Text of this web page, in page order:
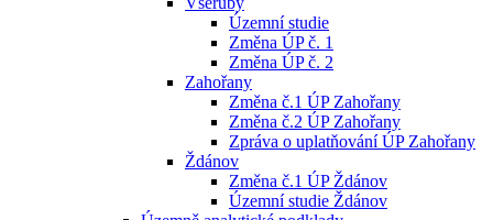
Územní studie
Změna ÚP č. 1
Změna ÚP č. 2
Zahořany
Změna č.1 ÚP Zahořany
Změna č.2 ÚP Zahořany
Zpráva o uplatňování ÚP Zahořany
Ždánov
Změna č.1 ÚP Ždánov
Územní studie Ždánov